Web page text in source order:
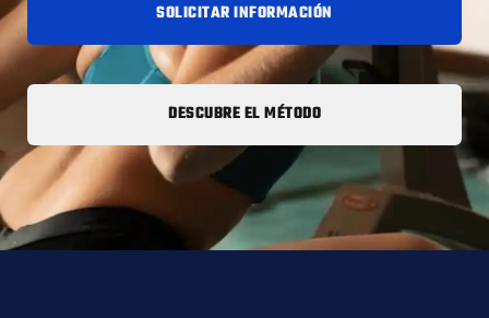
SOLICITAR INFORMACIÓN
DESCUBRE EL MÉTODO